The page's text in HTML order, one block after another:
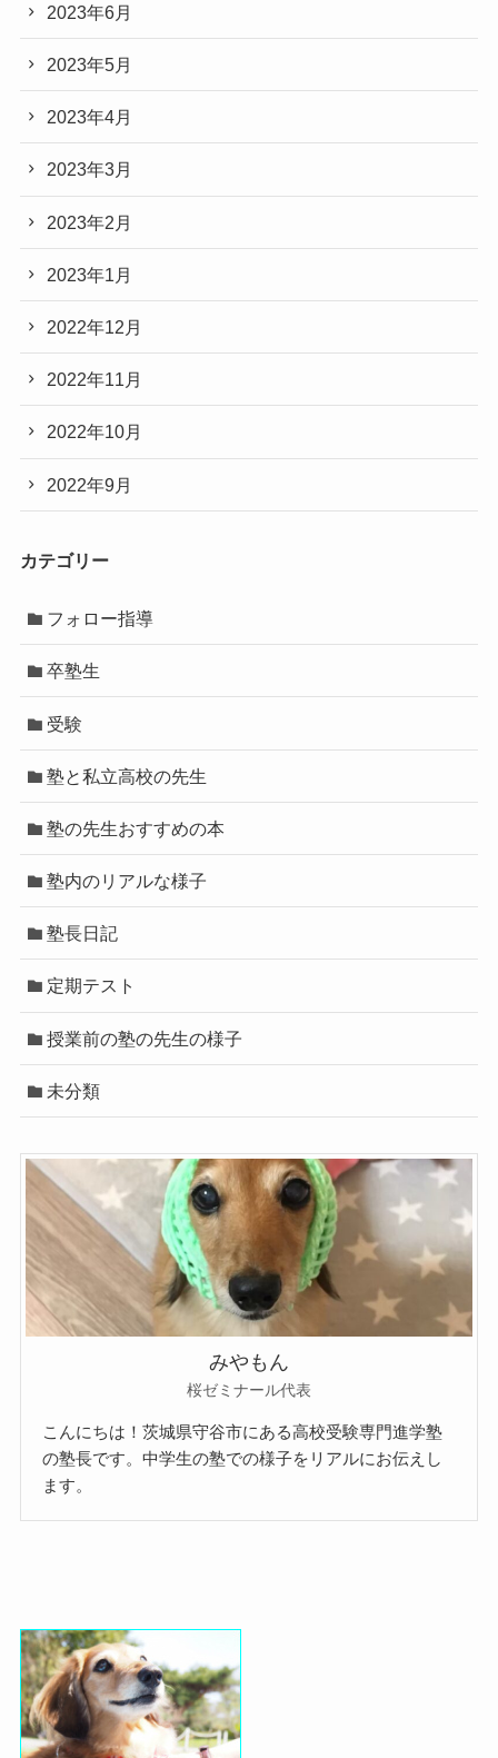
2023年6月
2023年5月
2023年4月
2023年3月
2023年2月
2023年1月
2022年12月
2022年11月
2022年10月
2022年9月
カテゴリー
フォロー指導
卒塾生
受験
塾と私立高校の先生
塾の先生おすすめの本
塾内のリアルな様子
塾長日記
定期テスト
授業前の塾の先生の様子
未分類
みやもん
桜ゼミナール代表
こんにちは！茨城県守谷市にある高校受験専門進学塾
の塾長です。中学生の塾での様子をリアルにお伝えし
ます。